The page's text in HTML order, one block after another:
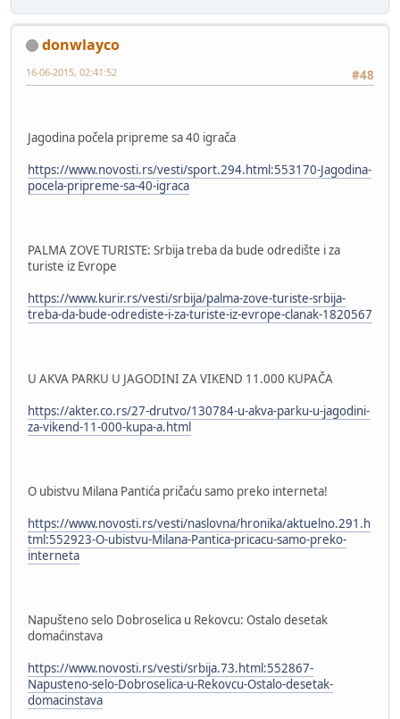
donwlayco
#48
16-06-2015, 02:41:52
Jagodina počela pripreme sa 40 igrača
https://www.novosti.rs/vesti/sport.294.html:553170-Jagodina-
pocela-pripreme-sa-40-igraca
PALMA ZOVE TURISTE: Srbija treba da bude odredište i za
turiste iz Evrope
https://www.kurir.rs/vesti/srbija/palma-zove-turiste-srbija-
treba-da-bude-odrediste-i-za-turiste-iz-evrope-clanak-1820567
U AKVA PARKU U JAGODINI ZA VIKEND 11.000 KUPAČA
https://akter.co.rs/27-drutvo/130784-u-akva-parku-u-jagodini-
za-vikend-11-000-kupa-a.html
O ubistvu Milana Pantića pričaću samo preko interneta!
https://www.novosti.rs/vesti/naslovna/hronika/aktuelno.291.h
tml:552923-O-ubistvu-Milana-Pantica-pricacu-samo-preko-
interneta
Napušteno selo Dobroselica u Rekovcu: Ostalo desetak
domaćinstava
https://www.novosti.rs/vesti/srbija.73.html:552867-
Napusteno-selo-Dobroselica-u-Rekovcu-Ostalo-desetak-
domacinstava